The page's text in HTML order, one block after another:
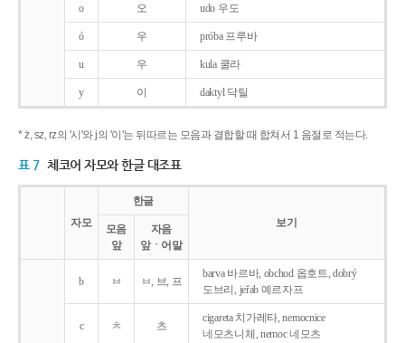
o 오 udo 우도
ó 우 próba 프루바
u 우 kula 쿨라
y 이 daktyl 닥틸
* ż, sz, rz의 '시'와 j의 '이'는 뒤따르는 모음과 결합할 때 합쳐서 1 음절로 적는다.
표 7 체코어 자모와 한글 대조표
자모
한글
보기
모음
앞
자음
앞ㆍ어말
b ㅂ ㅂ, 브, 프
barva 바르바, obchod 옵호트, dobrý
도브리, jeřab 예르자프
c ㅊ 츠
cigareta 치가레타, nemocnice
네모츠니체, nemoc 네모츠